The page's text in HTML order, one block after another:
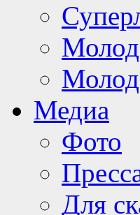
Медиа
Фото
Для